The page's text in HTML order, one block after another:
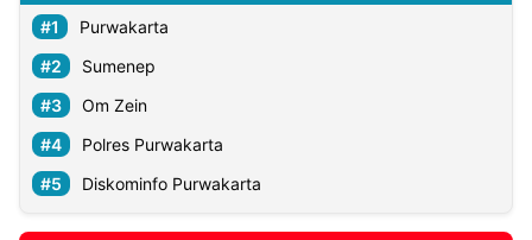
Purwakarta
Sumenep
Om Zein
Polres Purwakarta
Diskominfo Purwakarta